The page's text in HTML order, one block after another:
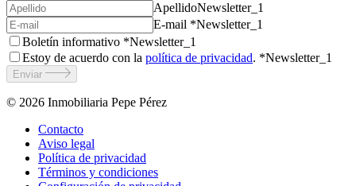
ApellidoNewsletter_1
E-mail *Newsletter_1
Boletín informativo *Newsletter_1
Estoy de acuerdo con la política de privacidad. *Newsletter_1
Enviar
© 2026 Inmobiliaria Pepe Pérez
Contacto
Aviso legal
Política de privacidad
Términos y condiciones